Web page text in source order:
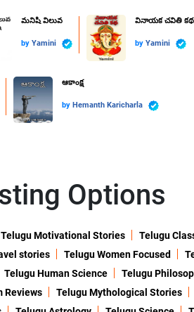
మనిషి విలువ
by Yamini
వినాయక చవితి కథ
by Yamini
ఆకాంక్ష
by Hemanth Karicharla
Options
Telugu Motivational Stories Telugu
stories Telugu Women Focused
Telugu Human Science Telugu
Reviews Telugu Mythological Stories